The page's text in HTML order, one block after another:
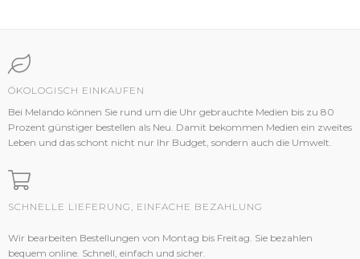
ÖKOLOGISCH EINKAUFEN
Bei Melando können Sie rund um die Uhr gebrauchte Medien bis zu 80
Prozent günstiger bestellen als Neu. Damit bekommen Medien ein zweites
Leben und das schont nicht nur Ihr Budget, sondern auch die Umwelt.
SCHNELLE LIEFERUNG, EINFACHE BEZAHLUNG
Wir bearbeiten Bestellungen von Montag bis Freitag. Sie bezahlen
bequem online. Schnell, einfach und sicher.